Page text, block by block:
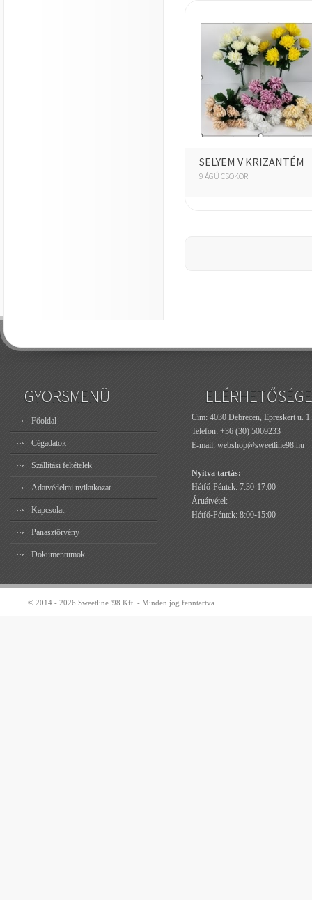
SELYEM V KRIZANTÉM
9 ÁGÚ CSOKOR
GYORSMENÜ
Főoldal
Cégadatok
Szállítási feltételek
Adatvédelmi nyilatkozat
Kapcsolat
Panasztörvény
Dokumentumok
Cím: 4030 Debrecen, Epreskert u. 1.
Telefon: +36 (30) 5069233
E-mail: webshop@sweetline98.hu
Nyitva tartás:
Hétfő-Péntek: 7:30-17:00
Áruátvétel:
Hétfő-Péntek: 8:00-15:00
© 2014 - 2026 Sweetline '98 Kft. - Minden jog fenntartva